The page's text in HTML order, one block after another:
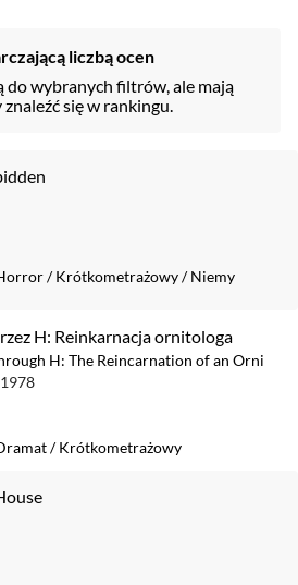
liczbą ocen
do wybranych filtrów, ale mają
znaleźć się w rankingu.
/Krótkometrażowy/Niemy
H: Reinkarnacja ornitologa
H: The Reincarnation of an Orni
1978
/Krótkometrażowy